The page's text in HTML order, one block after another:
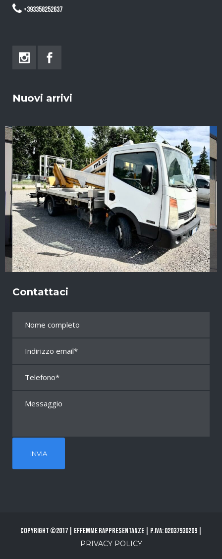
+393358252637
Nuovi arrivi
Contattaci
Copyright ©2017 | Effemme Rappresentanze | P.Iva: 02037930209 |
PRIVACY POLICY